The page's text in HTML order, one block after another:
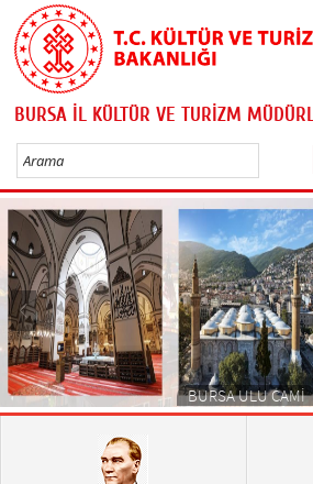
BURSA İL KÜLTÜR VE TURİZM
BURSA ULU CAMİ